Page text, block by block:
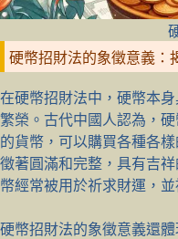
硬幣招財法的象徵意義：
在硬幣招財法中，硬幣本
繁榮。古代中國人認為，
的貨幣，可以購買各種各
徵著圓滿和完整，具有吉
幣經常被用於祈求財運，
硬幣招財法的象徵意義還